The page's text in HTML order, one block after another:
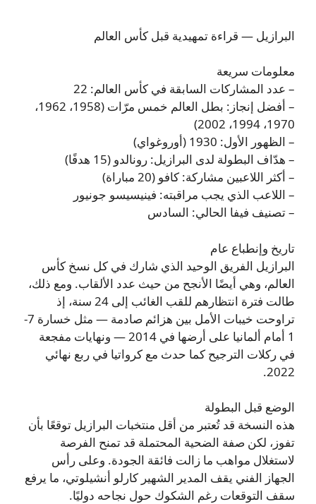
البرازيل — قراءة تمهيدية قبل كأس العالم
معلومات سريعة
– عدد المشاركات السابقة في كأس العالم: 22
– أفضل إنجاز: بطل العالم خمس مرّات (1958، 1962،
1970، 1994، 2002)
– الظهور الأول: 1930 (أوروغواي)
– هدّاف البطولة لدى البرازيل: رونالدو (15 هدفًا)
– أكثر اللاعبين مشاركة: كافو (20 مباراة)
– اللاعب الذي يجب مراقبته: فينيسيسو جونيور
– تصنيف فيفا الحالي: السادس
تاريخ وإنطباع عام
البرازيل الفريق الوحيد الذي شارك في كل نسخ كأس
العالم، وهي أيضًا الأنجح من حيث عدد الألقاب. ومع ذلك،
طالت فترة انتظارهم للقب الغائب إلى 24 سنة، إذ
تراوحت خيبات الأمل بين هزائم صادمة — مثل خسارة 7-
1 أمام ألمانيا على أرضها في 2014 — ونهايات مفجعة
في ركلات الترجيح كما حدث مع كرواتيا في ربع نهائي
2022.
الوضع قبل البطولة
هذه النسخة قد تُعتبر من أقل منتخبات البرازيل توقعًا بأن
تفوز، لكن صفة الضحية المحتملة قد تمنح الفرصة
لاستغلال مواهب ما زالت فائقة الجودة. وعلى رأس
الجهاز الفني يقف المدير الشهير كارلو أنشيلوتي، ما يرفع
سقف التوقعات رغم الشكوك حول نجاحه دوليًا.